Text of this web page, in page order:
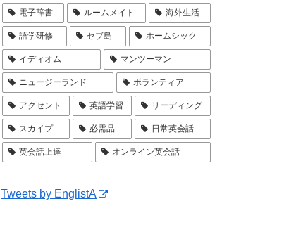
電子辞書 ルームメイト 海外生活
語学研修 セブ島 ホームシック
イディオム マンツーマン
ニュージーランド ボランティア
アクセント 英語学習 リーディング
スカイプ 必需品 日常英会話
英会話上達 オンライン英会話
Tweets by EnglistA